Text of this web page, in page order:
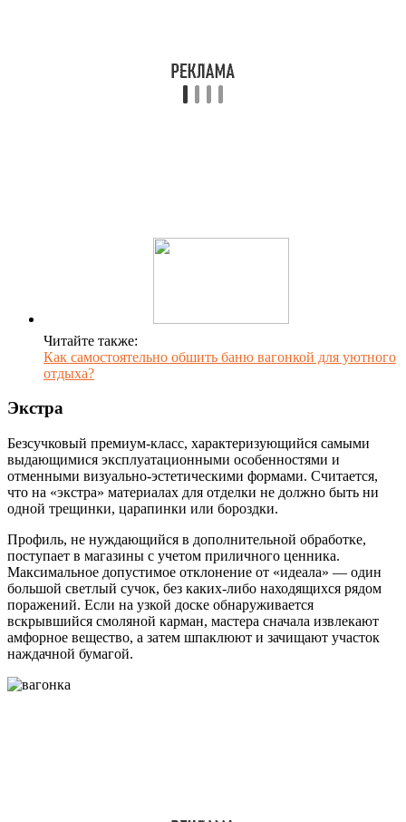
Читайте также:
Как самостоятельно обшить баню вагонкой для уютного
отдыха?
Экстра
Безсучковый премиум-класс, характеризующийся самыми
выдающимися эксплуатационными особенностями и
отменными визуально-эстетическими формами. Считается,
что на «экстра» материалах для отделки не должно быть ни
одной трещинки, царапинки или бороздки.
Профиль, не нуждающийся в дополнительной обработке,
поступает в магазины с учетом приличного ценника.
Максимальное допустимое отклонение от «идеала» — один
большой светлый сучок, без каких-либо находящихся рядом
поражений. Если на узкой доске обнаруживается
вскрывшийся смоляной карман, мастера сначала извлекают
амфорное вещество, а затем шпаклюют и зачищают участок
наждачной бумагой.